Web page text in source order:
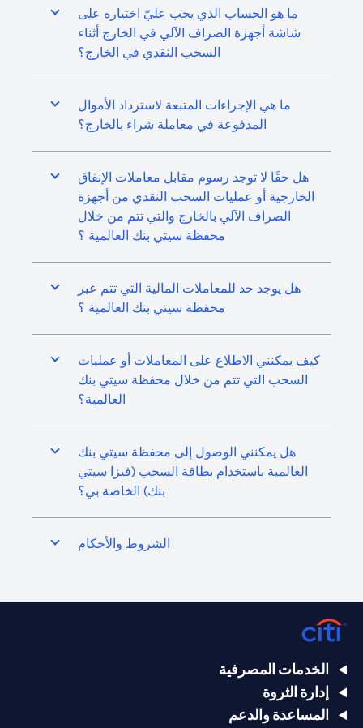
ما هو الحساب الذي يجب عليّ اختياره على
شاشة أجهزة الصراف الآلي في الخارج أثناء
السحب النقدي في الخارج؟
ما هي الإجراءات المتبعة لاسترداد الأموال
المدفوعة في معاملة شراء بالخارج؟
هل حقًا لا توجد رسوم مقابل معاملات الإنفاق
الخارجية أو عمليات السحب النقدي من أجهزة
الصراف الآلي بالخارج والتي تتم من خلال
محفظة سيتي بنك العالمية ؟
هل يوجد حد للمعاملات المالية التي تتم عبر
محفظة سيتي بنك العالمية ؟
كيف يمكنني الاطلاع على المعاملات أو عمليات
السحب التي تتم من خلال محفظة سيتي بنك
العالمية؟
هل يمكنني الوصول إلى محفظة سيتي بنك
العالمية باستخدام بطاقة السحب (فيزا سيتي
بنك) الخاصة بي؟
الشروط والأحكام
الخدمات المصرفية
إدارة الثروة
المساعدة والدعم